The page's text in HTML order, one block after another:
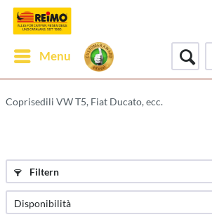
Menu
Coprisedili VW T5, Fiat Ducato, ecc.
Filtern